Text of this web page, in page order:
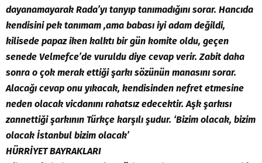
dayanamayarak Rada’yı tanyıp tanımadığını sorar. Hancıda
kendisini pek tanımam ,ama babası iyi adam değildi,
kilisede papaz iken kalktı bir gün komite oldu, geçen
senede Velmefce’de vuruldu diye cevap verir. Zabit daha
sonra o çok merak ettiği şarkı sözünün manasını sorar.
Alacağı cevap onu yıkacak, kendisinden nefret etmesine
neden olacak vicdanını rahatsız edecektir. Aşk şarkısı
zannettiği şarkının Türkçe karşılı şudur. ‘Bizim olacak, bizim
olacak İstanbul bizim olacak’
HÜRRİYET BAYRAKLARI